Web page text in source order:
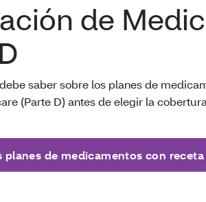
de
saber sobre los planes de
(Parte D) antes de elegir la
planes de medicamentos con receta